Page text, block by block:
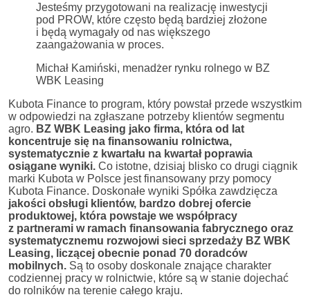
Jesteśmy przygotowani na realizację inwestycji
pod PROW, które często będą bardziej złożone
i będą wymagały od nas większego
zaangażowania w proces.
Michał Kamiński, menadżer rynku rolnego w BZ
WBK Leasing
Kubota Finance to program, który powstał przede wszystkim
w odpowiedzi na zgłaszane potrzeby klientów segmentu
agro. BZ WBK Leasing jako firma, która od lat
koncentruje się na finansowaniu rolnictwa,
systematycznie z kwartału na kwartał poprawia
osiągane wyniki. Co istotne, dzisiaj blisko co drugi ciągnik
marki Kubota w Polsce jest finansowany przy pomocy
Kubota Finance. Doskonałe wyniki Spółka zawdzięcza
jakości obsługi klientów, bardzo dobrej ofercie
produktowej, która powstaje we współpracy
z partnerami w ramach finansowania fabrycznego oraz
systematycznemu rozwojowi sieci sprzedaży BZ WBK
Leasing, liczącej obecnie ponad 70 doradców
mobilnych. Są to osoby doskonale znające charakter
codziennej pracy w rolnictwie, które są w stanie dojechać
do rolników na terenie całego kraju.